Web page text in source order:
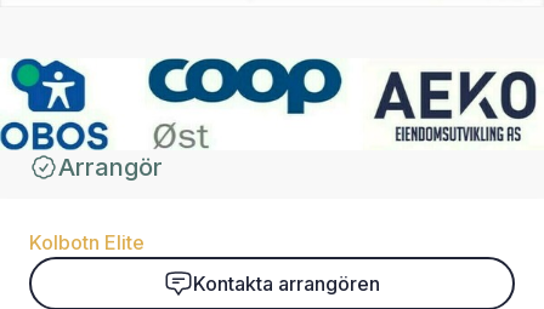
Arrangör
Kolbotn Elite
Kontakta arrangören